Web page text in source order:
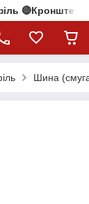
Шина